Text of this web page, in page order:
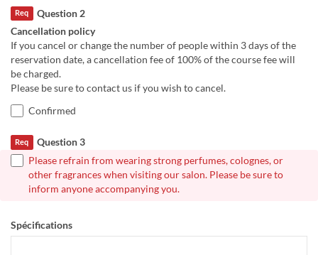
Question 2
Req
Cancellation policy
If you cancel or change the number of people within 3 days of the
reservation date, a cancellation fee of 100% of the course fee will
be charged.
Please be sure to contact us if you wish to cancel.
Confirmed
Question 3
Req
Please refrain from wearing strong perfumes, colognes, or
other fragrances when visiting our salon. Please be sure to
inform anyone accompanying you.
Spécifications